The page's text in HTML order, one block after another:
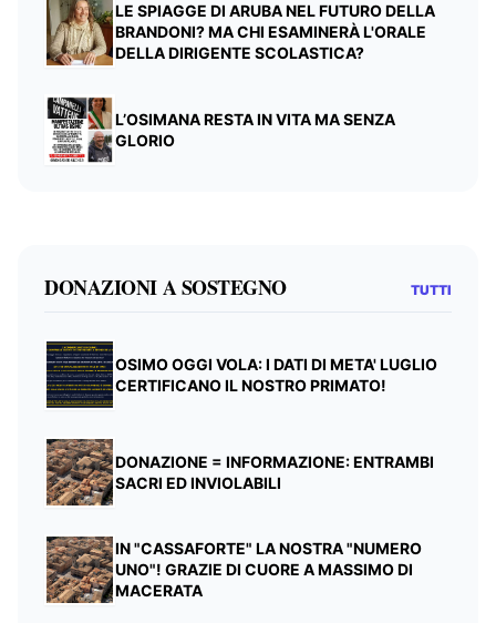
LE SPIAGGE DI ARUBA NEL FUTURO DELLA
BRANDONI? MA CHI ESAMINERÀ L'ORALE
DELLA DIRIGENTE SCOLASTICA?
L’OSIMANA RESTA IN VITA MA SENZA
GLORIO
DONAZIONI A SOSTEGNO TUTTI
OSIMO OGGI VOLA: I DATI DI META' LUGLIO
CERTIFICANO IL NOSTRO PRIMATO!
DONAZIONE = INFORMAZIONE: ENTRAMBI
SACRI ED INVIOLABILI
IN "CASSAFORTE" LA NOSTRA "NUMERO
UNO"! GRAZIE DI CUORE A MASSIMO DI
MACERATA